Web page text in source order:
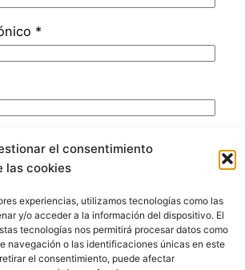
el consentimiento
las cookies
experiencias, utilizamos tecnologías como las
y/o acceder a la información del dispositivo. El
tecnologías nos permitirá procesar datos como
navegación o las identificaciones únicas en este
el consentimiento, puede afectar
*
nombre, correo electrónico y web
para la próxima vez que